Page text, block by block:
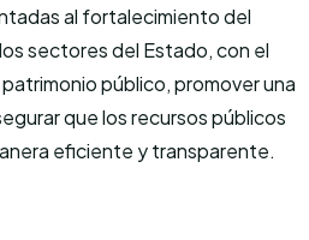
al fortalecimiento del
sectores del Estado, con el
público, promover una
que los recursos públicos
eficiente y transparente.